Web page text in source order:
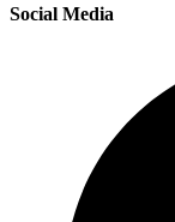
Social Media